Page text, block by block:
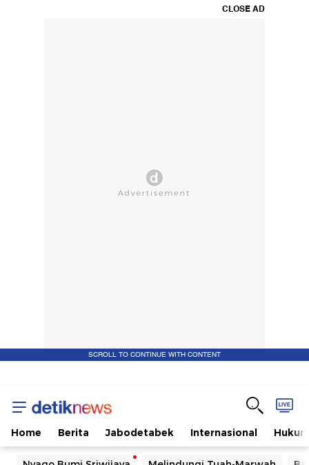
CLOSE AD
SCROLL TO CONTINUE WITH CONTENT
Home Berita Jabodetabek Internasional Hukum